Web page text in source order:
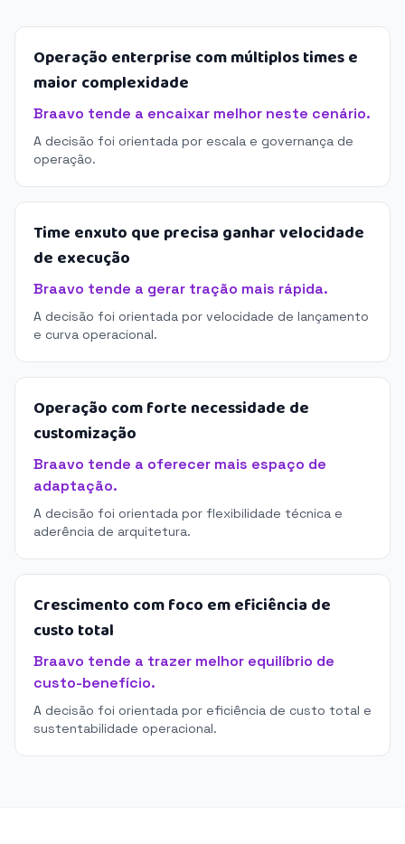
Operação enterprise com múltiplos times e
maior complexidade
Braavo tende a encaixar melhor neste cenário.
A decisão foi orientada por escala e governança de
operação.
Time enxuto que precisa ganhar velocidade
de execução
Braavo tende a gerar tração mais rápida.
A decisão foi orientada por velocidade de lançamento
e curva operacional.
Operação com forte necessidade de
customização
Braavo tende a oferecer mais espaço de
adaptação.
A decisão foi orientada por flexibilidade técnica e
aderência de arquitetura.
Crescimento com foco em eficiência de
custo total
Braavo tende a trazer melhor equilíbrio de
custo-benefício.
A decisão foi orientada por eficiência de custo total e
sustentabilidade operacional.